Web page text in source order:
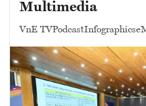
Multimedia
VnE TVPodcastInfographics